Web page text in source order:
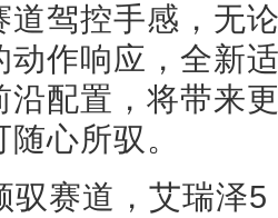
道驾控手感，无
动作响应，全新
沿配置，将带来
心所驭。
驭赛道，艾瑞泽